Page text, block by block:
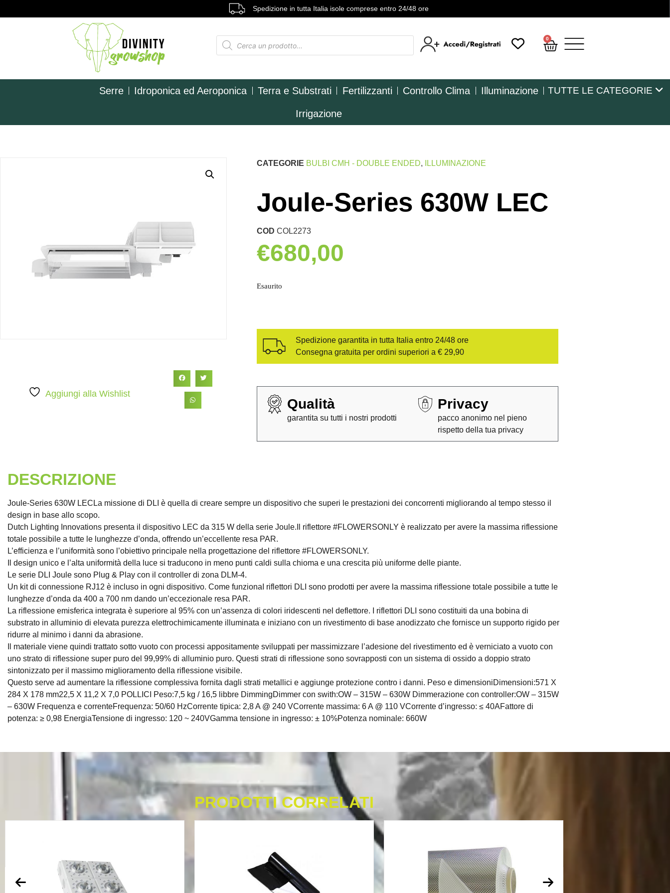
Spedizione in tutta Italia isole comprese entro 24/48 ore
0
Serre Idroponica ed Aeroponica Terra e Substrati Fertilizzanti Controllo Clima Illuminazione
Irrigazione
TUTTE LE CATEGORIE
Aggiungi alla Wishlist
CATEGORIE BULBI CMH - DOUBLE ENDED, ILLUMINAZIONE
Joule-Series 630W LEC
CODCOL2273
€680,00
Esaurito
Spedizione garantita in tutta Italia entro 24/48 ore
Consegna gratuita per ordini superiori a € 29,90
Qualità
garantita su tutti i nostri prodotti
Privacy
pacco anonimo nel pieno
rispetto della tua privacy
DESCRIZIONE
Joule-Series 630W LECLa missione di DLI è quella di creare sempre un dispositivo che superi le prestazioni dei concorrenti migliorando al tempo stesso il
design in base allo scopo.
Dutch Lighting Innovations presenta il dispositivo LEC da 315 W della serie Joule.Il riflettore #FLOWERSONLY è realizzato per avere la massima riflessione
totale possibile a tutte le lunghezze d’onda, offrendo un’eccellente resa PAR.
L’efficienza e l’uniformità sono l’obiettivo principale nella progettazione del riflettore #FLOWERSONLY.
Il design unico e l’alta uniformità della luce si traducono in meno punti caldi sulla chioma e una crescita più uniforme delle piante.
Le serie DLI Joule sono Plug & Play con il controller di zona DLM-4.
Un kit di connessione RJ12 è incluso in ogni dispositivo. Come funzionaI riflettori DLI sono prodotti per avere la massima riflessione totale possibile a tutte le
lunghezze d’onda da 400 a 700 nm dando un’eccezionale resa PAR.
La riflessione emisferica integrata è superiore al 95% con un’assenza di colori iridescenti nel deflettore. I riflettori DLI sono costituiti da una bobina di
substrato in alluminio di elevata purezza elettrochimicamente illuminata e iniziano con un rivestimento di base anodizzato che fornisce un supporto rigido per
ridurre al minimo i danni da abrasione.
Il materiale viene quindi trattato sotto vuoto con processi appositamente sviluppati per massimizzare l’adesione del rivestimento ed è verniciato a vuoto con
uno strato di riflessione super puro del 99,99% di alluminio puro. Questi strati di riflessione sono sovrapposti con un sistema di ossido a doppio strato
sintonizzato per il massimo miglioramento della riflessione visibile.
Questo serve ad aumentare la riflessione complessiva fornita dagli strati metallici e aggiunge protezione contro i danni. Peso e dimensioniDimensioni:571 X
284 X 178 mm22,5 X 11,2 X 7,0 POLLICI Peso:7,5 kg / 16,5 libbre DimmingDimmer con swith:OW – 315W – 630W Dimmerazione con controller:OW – 315W
– 630W Frequenza e correnteFrequenza: 50/60 HzCorrente tipica: 2,8 A @ 240 VCorrente massima: 6 A @ 110 VCorrente d’ingresso: ≤ 40AFattore di
potenza: ≥ 0,98 EnergiaTensione di ingresso: 120 ~ 240VGamma tensione in ingresso: ± 10%Potenza nominale: 660W
PRODOTTI CORRELATI